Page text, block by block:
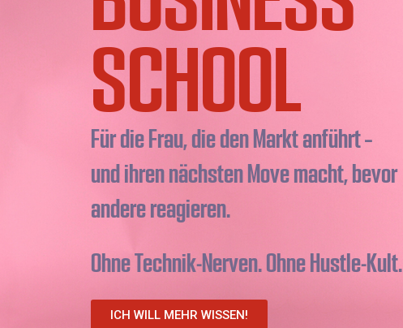
SCHOOL
Für die Frau, die den Markt anführt –
und ihren nächsten Move macht, bevor
andere reagieren.
Ohne Technik-Nerven. Ohne Hustle-Kult.
ICH WILL MEHR WISSEN!